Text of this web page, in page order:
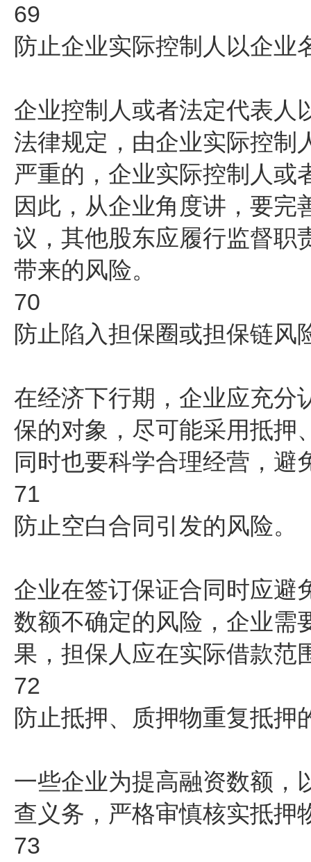
69
防止企业实际控制人以企业
企业控制人或者法定代表人
法律规定，由企业实际控制
严重的，企业实际控制人或
因此，从企业角度讲，要完
议，其他股东应履行监督职
带来的风险。
70
防止陷入担保圈或担保链风
在经济下行期，企业应充分
保的对象，尽可能采用抵押
同时也要科学合理经营，避
71
防止空白合同引发的风险。
企业在签订保证合同时应避
数额不确定的风险，企业需
果，担保人应在实际借款范
72
防止抵押、质押物重复抵押
一些企业为提高融资数额，
查义务，严格审慎核实抵押
73